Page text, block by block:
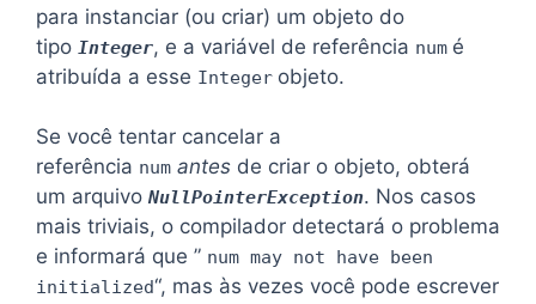
para instanciar (ou criar) um objeto do
tipo Integer, e a variável de referência num é
atribuída a esse Integer objeto.
Se você tentar cancelar a
referência num antes de criar o objeto, obterá
um arquivo NullPointerException. Nos casos
mais triviais, o compilador detectará o problema
e informará que ” num may not have been
initialized“, mas às vezes você pode escrever